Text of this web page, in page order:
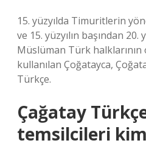
15. yüzyılda Timuritlerin
ve 15. yüzyılın başından 20.
Müslüman Türk
kullanılan Çoğatayca,
Türkçe.
Çağatay
temsilcileri